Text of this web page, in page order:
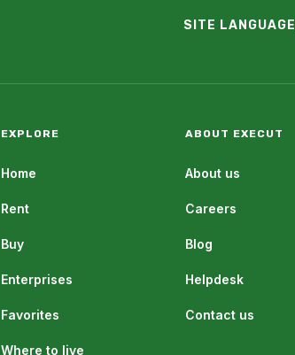
SITE LANGUAGE
EXPLORE
Home
Rent
Buy
Enterprises
Favorites
Where to live
ABOUT EXECUT
About us
Careers
Blog
Helpdesk
Contact us